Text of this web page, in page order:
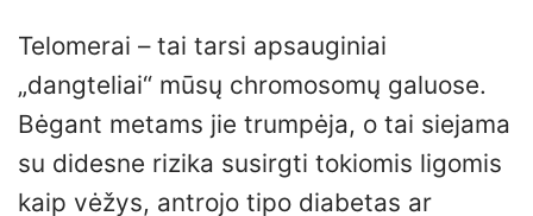
Telomerai – tai tarsi apsauginiai
„dangteliai“ mūsų chromosomų galuose.
Bėgant metams jie trumpėja, o tai siejama
su didesne rizika susirgti tokiomis ligomis
kaip vėžys, antrojo tipo diabetas ar